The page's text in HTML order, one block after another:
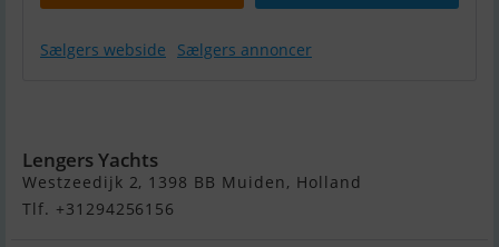
Sælgers webside Sælgers annoncer
Lengers Yachts
Westzeedijk 2, 1398 BB Muiden, Holland
Tlf. +31294256156